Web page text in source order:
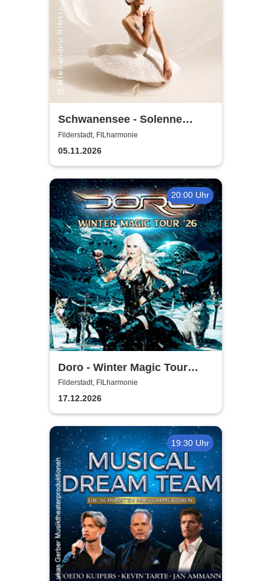
Schwanensee - Solenne
Ballet Classique
Filderstadt, FILharmonie
05.11.2026
20:00 Uhr
Doro - Winter Magic Tour
2026
Filderstadt, FILharmonie
17.12.2026
19:30 Uhr